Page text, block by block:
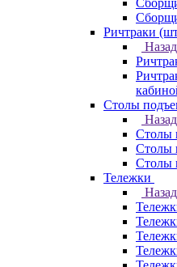
Ричтраки
Назад
Столы
Назад
Столы
Столы
Столы
Тележки
Назад